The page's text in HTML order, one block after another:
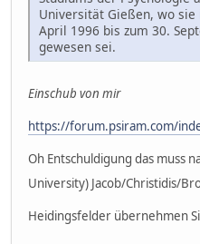
Universität Gießen, wo
April 1996 bis zum 30.
gewesen sei.
Einschub von mir
https://forum.psiram.com/
Oh Entschuldigung das muss
University) Jacob/Christidis/
Heidingsfelder übernehmen